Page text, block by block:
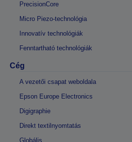
PrecisionCore
Micro Piezo-technológia
Innovatív technológiák
Fenntartható technológiák
Cég
A vezetői csapat weboldala
Epson Europe Electronics
Digigraphie
Direkt textilnyomtatás
Globális